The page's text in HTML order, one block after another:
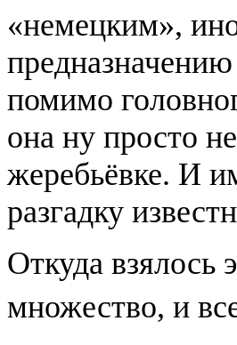
«немецким»,
помимо
она ну просто
жеребьёвке. И
разгадку
Откуда взялось
множество, и